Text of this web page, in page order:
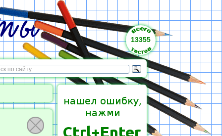
13355